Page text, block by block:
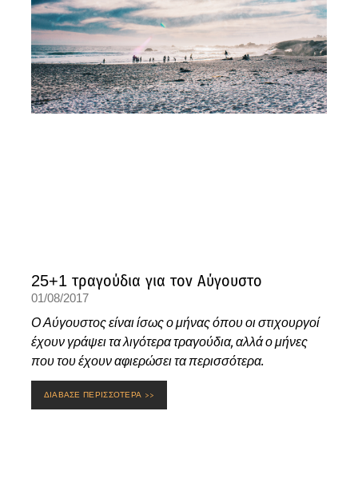
25+1 τραγούδια για τον Αύγουστο
01/08/2017
Ο Αύγουστος είναι ίσως ο μήνας όπου οι στιχουργοί
έχουν γράψει τα λιγότερα τραγούδια, αλλά ο μήνες
που του έχουν αφιερώσει τα περισσότερα.
ΔΙΑΒΑΣΕ ΠΕΡΙΣΣΟΤΕΡΑ >>